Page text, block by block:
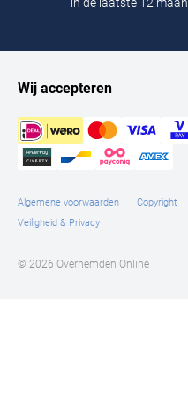
in de laatste 12
Wij accepteren
Algemene voorwaarden Copyright
Veiligheid & Privacy
© 2026 Overhemden Online